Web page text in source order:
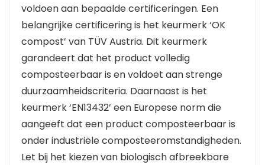
voldoen aan bepaalde certificeringen. Een
belangrijke certificering is het keurmerk ‘OK
compost’ van TÜV Austria. Dit keurmerk
garandeert dat het product volledig
composteerbaar is en voldoet aan strenge
duurzaamheidscriteria. Daarnaast is het
keurmerk ‘EN13432’ een Europese norm die
aangeeft dat een product composteerbaar is
onder industriële composteeromstandigheden.
Let bij het kiezen van biologisch afbreekbare